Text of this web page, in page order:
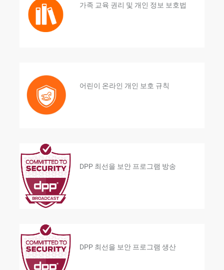
가족 교육 권리 및 개인 정보 보호법
어린이 온라인 개인 보호 규칙
DPP 최선을 보안 프로그램 방송
DPP 최선을 보안 프로그램 생산